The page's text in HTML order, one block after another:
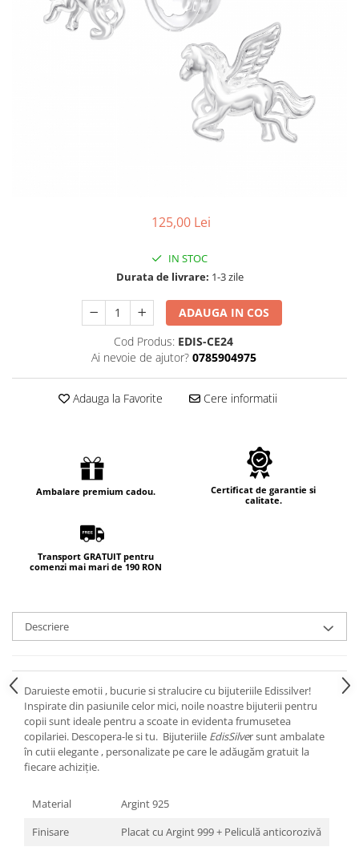
125,00 Lei
IN STOC
Durata de livrare: 1-3 zile
ADAUGA IN COS
Cod Produs: EDIS-CE24
Ai nevoie de ajutor? 0785904975
Adauga la Favorite Cere informatii
Ambalare premium cadou.
Certificat de garantie si
calitate.
Transport GRATUIT pentru
comenzi mai mari de 190 RON
Descriere
Daruieste emotii , bucurie si stralucire cu bijuteriile Edissilver!
Inspirate din pasiunile celor mici, noile noastre bijuterii pentru
copii sunt ideale pentru a scoate in evidenta frumusetea
copilariei. Descopera-le si tu. Bijuteriile EdisSilver sunt ambalate
în cutii elegante , personalizate pe care le adăugăm gratuit la
fiecare achiziție.
Material
Argint 925
Finisare
Placat cu Argint 999 + Peliculă anticorozivă